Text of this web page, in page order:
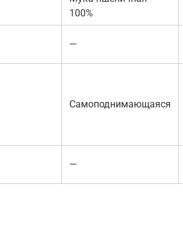
100%
—
Самоподнимающаяся
—